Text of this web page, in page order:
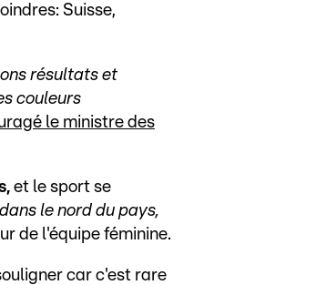
Suisse,
résultats et
couleurs
le ministre des
et le sport se
le nord du pays,
de l'équipe féminine.
car c'est rare